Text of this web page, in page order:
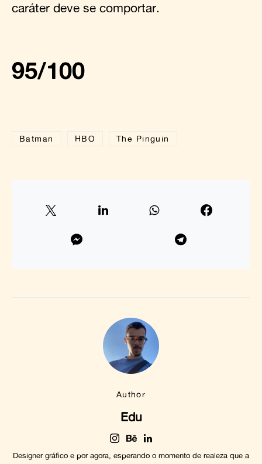
caráter deve se comportar.
95/100
Batman HBO The Pinguin
Author
Edu
Designer gráfico e por agora, esperando o momento de realeza que a